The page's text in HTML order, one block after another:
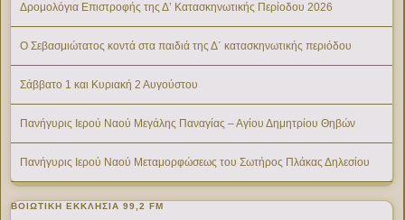
Δρομολόγια Επιστροφής της Δ’ Κατασκηνωτικής Περίοδου 2026
Ο Σεβασμιώτατος κοντά στα παιδιά της Δ΄ κατασκηνωτικής περιόδου
Σάββατο 1 και Κυριακή 2 Αυγούστου
Πανήγυρις Ιερού Ναού Μεγάλης Παναγίας – Αγίου Δημητρίου Θηβών
Πανήγυρις Ιερού Ναού Μεταμορφώσεως του Σωτήρος Πλάκας Δηλεσίου
ΒΟΙΩΤΙΚΉ ΕΚΚΛΗΣΊΑ 99,2 FM